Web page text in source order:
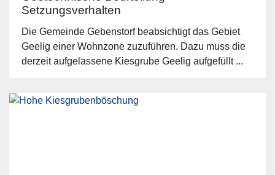
Setzungsverhalten
Die Gemeinde Gebenstorf beabsichtigt das Gebiet
Geelig einer Wohnzone zuzuführen. Dazu muss die
derzeit aufgelassene Kiesgrube Geelig aufgefüllt ...